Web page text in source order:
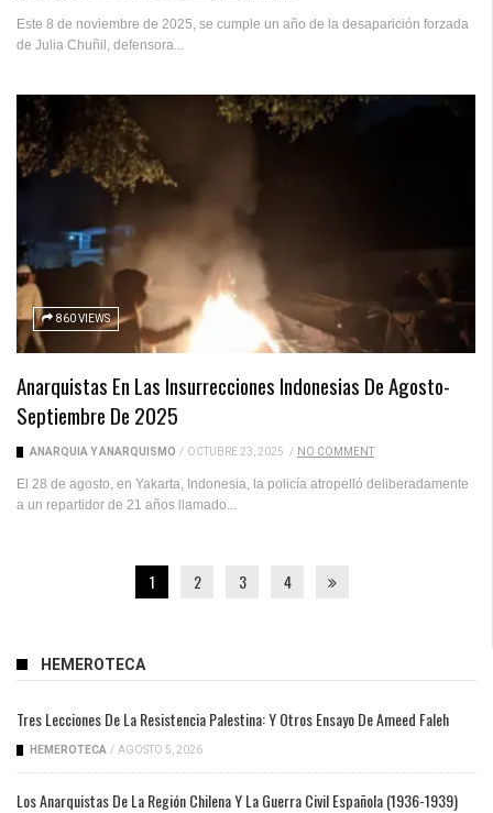
Este 8 de noviembre de 2025, se cumple un año de la desaparición forzada
de Julia Chuñil, defensora...
860 VIEWS
Anarquistas En Las Insurrecciones Indonesias De Agosto-
Septiembre De 2025
ANARQUÍA Y ANARQUISMO / OCTUBRE 23, 2025 / NO COMMENT
El 28 de agosto, en Yakarta, Indonesia, la policía atropelló deliberadamente
a un repartidor de 21 años llamado...
1 2 3 4
HEMEROTECA
Tres Lecciones De La Resistencia Palestina: Y Otros Ensayo De Ameed Faleh
HEMEROTECA / AGOSTO 5, 2026
Los Anarquistas De La Región Chilena Y La Guerra Civil Española (1936-1939)